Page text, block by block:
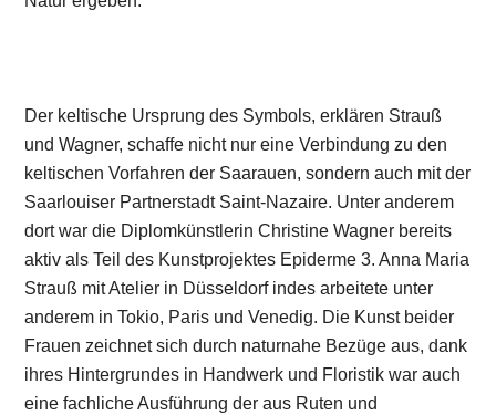
Der keltische Ursprung des Symbols, erklären Strauß
und Wagner, schaffe nicht nur eine Verbindung zu den
keltischen Vorfahren der Saarauen, sondern auch mit der
Saarlouiser Partnerstadt Saint-Nazaire. Unter anderem
dort war die Diplomkünstlerin Christine Wagner bereits
aktiv als Teil des Kunstprojektes Epiderme 3. Anna Maria
Strauß mit Atelier in Düsseldorf indes arbeitete unter
anderem in Tokio, Paris und Venedig. Die Kunst beider
Frauen zeichnet sich durch naturnahe Bezüge aus, dank
ihres Hintergrundes in Handwerk und Floristik war auch
eine fachliche Ausführung der aus Ruten und